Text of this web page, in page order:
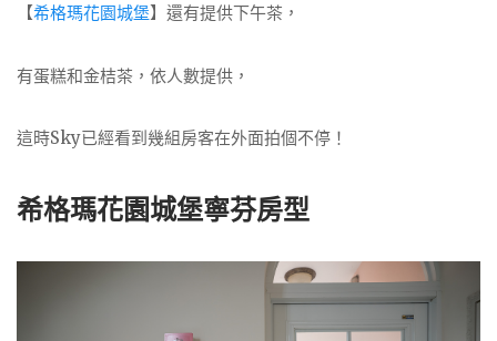
【希格瑪花園城堡】還有提供下午茶，
有蛋糕和金桔茶，依人數提供，
這時Sky已經看到幾組房客在外面拍個不停！
希格瑪花園城堡寧芬房型